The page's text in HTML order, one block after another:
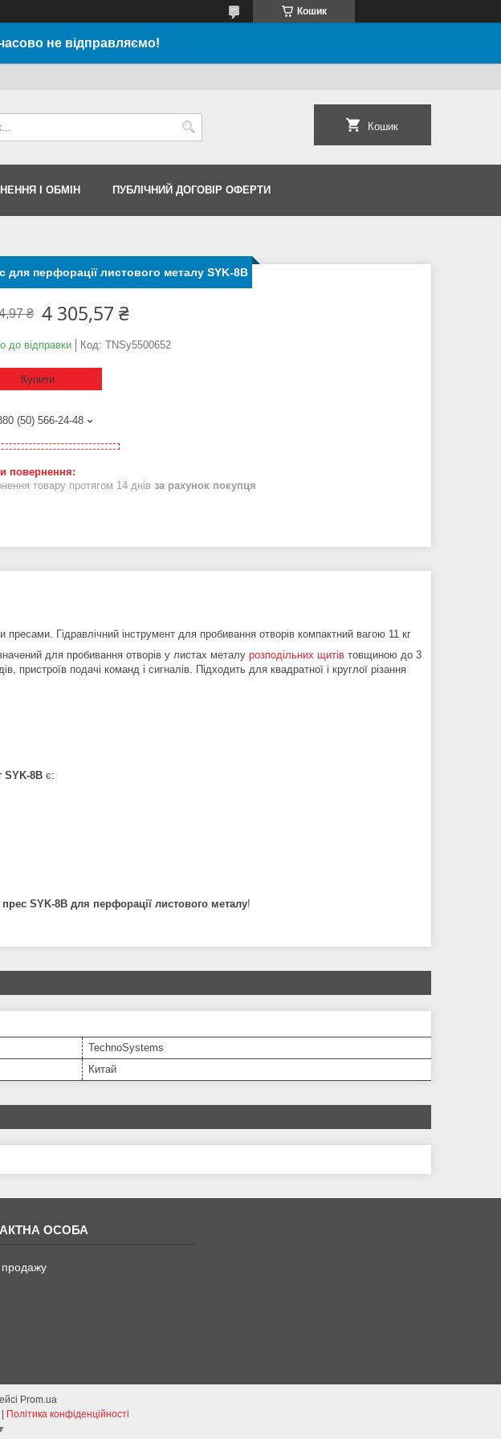
Кошик
не відправляємо!
Кошик
І ОБМІН ПУБЛІЧНИЙ ДОГОВІР ОФЕРТИ
для перфорації листового металу SYK-8B
₴ 4 305,57 ₴
до відправки Код: TNSy5500652
Купити
(50) 566-24-48
товару протягом 14 днів за рахунок покупця
пресами. Гідравлічний інструмент для пробивання отворів компактний вагою 11 кг
для пробивання отворів у листах металу розподільних щитів товщиною до 3
пристроїв подачі команд і сигналів. Підходить для квадратної і круглої різання
SYK-8B є:
прес SYK-8B для перфорації листового металу!
TechnoSystems
Китай
продажу
Prom.ua
Політика конфіденційності